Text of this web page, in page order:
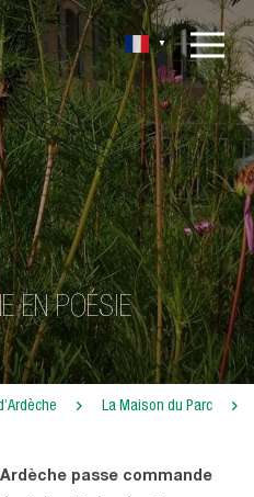
▼
EN POÉSIE
La Maison du Parc
passe commande